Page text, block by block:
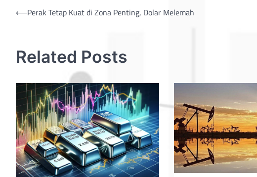
Post
⟵Perak Tetap Kuat di Zona Penting, Dolar Melemah
Related Posts